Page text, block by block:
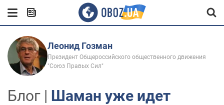
Леонид Гозман
Президент Общероссийского общественного движения
"Союз Правых Сил"
Блог | Шаман уже идет